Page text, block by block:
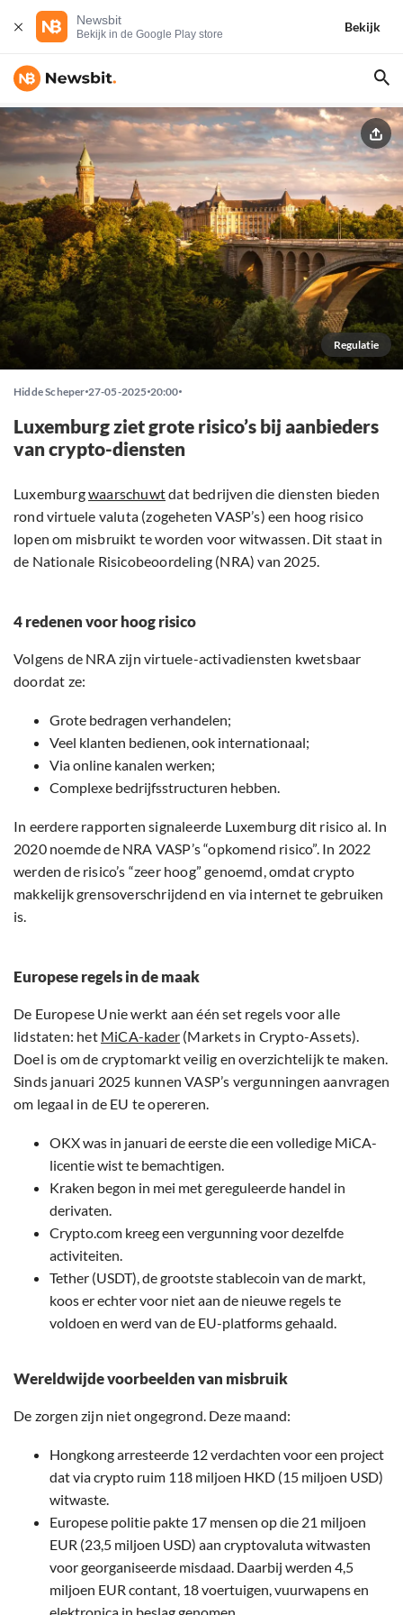
Newsbit
Bekijk in de Google Play store
Bekijk
Regulatie
Hidde Scheper 27-05-2025 20:00
Luxemburg ziet grote risico’s bij aanbieders
van crypto-diensten
Luxemburgwaarschuwtdat bedrijven die diensten bieden
rond virtuele valuta (zogeheten VASP’s) een hoog risico
lopen om misbruikt te worden voor witwassen. Dit staat in
de Nationale Risicobeoordeling (NRA) van 2025.
4 redenen voor hoog risico
Volgens de NRA zijn virtuele-activadiensten kwetsbaar
doordat ze:
Grote bedragen verhandelen;
Veel klanten bedienen, ook internationaal;
Via online kanalen werken;
Complexe bedrijfsstructuren hebben.
In eerdere rapporten signaleerde Luxemburg dit risico al. In
2020 noemde de NRA VASP’s “opkomend risico”. In 2022
werden de risico’s “zeer hoog” genoemd, omdat crypto
makkelijk grensoverschrijdend en via internet te gebruiken
is.
Europese regels in de maak
De Europese Unie werkt aan één set regels voor alle
lidstaten: het MiCA-kader (Markets in Crypto-Assets).
Doel is om de cryptomarkt veilig en overzichtelijk te maken.
Sinds januari 2025 kunnen VASP’s vergunningen aanvragen
om legaal in de EU te opereren.
OKX was in januari de eerste die een volledige MiCA-
licentie wist te bemachtigen.
Kraken begon in mei met gereguleerde handel in
derivaten.
Crypto.com kreeg een vergunning voor dezelfde
activiteiten.
Tether (USDT), de grootste stablecoin van de markt,
koos er echter voor niet aan de nieuwe regels te
voldoen en werd van de EU-platforms gehaald.
Wereldwijde voorbeelden van misbruik
De zorgen zijn niet ongegrond. Deze maand:
Hongkong arresteerde 12 verdachten voor een project
dat via crypto ruim 118 miljoen HKD (15 miljoen USD)
witwaste.
Europese politie pakte 17 mensen op die 21 miljoen
EUR (23,5 miljoen USD) aan cryptovaluta witwasten
voor georganiseerde misdaad. Daarbij werden 4,5
miljoen EUR contant, 18 voertuigen, vuurwapens en